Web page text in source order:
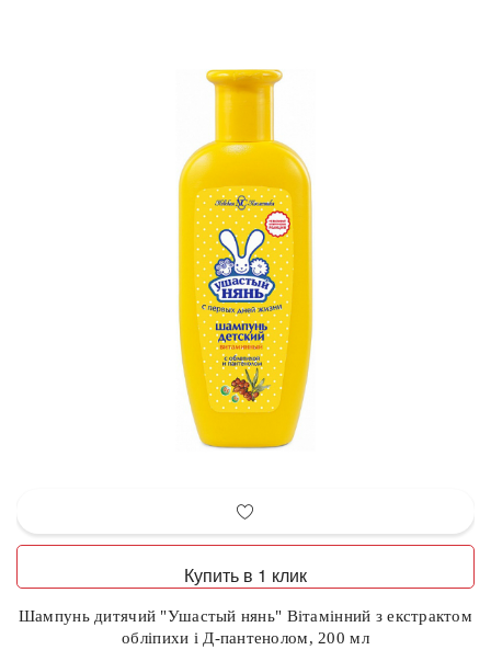
Купить в 1 клик
Шампунь дитячий "Ушастый нянь" Вітамінний з екстрактом
обліпихи і Д-пантенолом, 200 мл